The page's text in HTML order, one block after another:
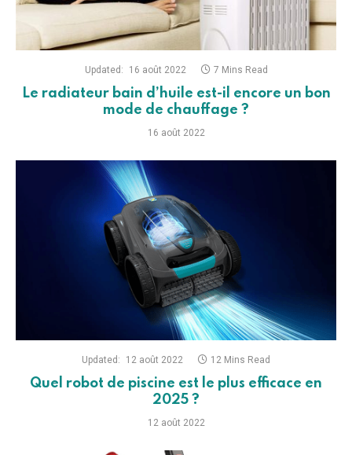
Updated: 16 août 2022 7 Mins Read
Le radiateur bain d’huile est-il encore un bon
mode de chauffage ?
16 août 2022
Updated: 12 août 2022 12 Mins Read
Quel robot de piscine est le plus efficace en
2025 ?
12 août 2022